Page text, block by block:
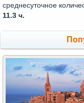
среднесуточное
11.3 ч.